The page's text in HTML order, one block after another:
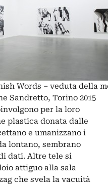
Words – veduta della
Sandretto, Torino 2015
per la loro
plastica donata dalle
e umanizzano i
lontano, sembrano
dati. Altre tele si
attiguo alla sala
che svela la vacuità